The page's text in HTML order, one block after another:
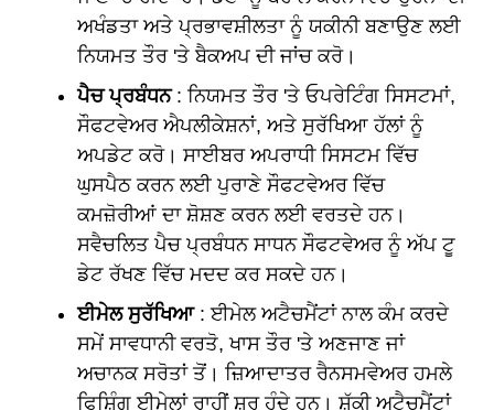
ਅਖੰਡਤਾ ਅਤੇ ਪ੍ਰਭਾਵਸ਼ੀਲਤਾ ਨੂੰ ਯਕੀਨੀ ਬਣਾਉਣ ਲਈ
ਨਿਯਮਤ ਤੌਰ 'ਤੇ ਬੈਕਅਪ ਦੀ ਜਾਂਚ ਕਰੋ।
ਪੈਚ ਪ੍ਰਬੰਧਨ: ਨਿਯਮਤ ਤੌਰ 'ਤੇ ਓਪਰੇਟਿੰਗ ਸਿਸਟਮਾਂ,
ਸੌਫਟਵੇਅਰ ਐਪਲੀਕੇਸ਼ਨਾਂ, ਅਤੇ ਸੁਰੱਖਿਆ ਹੱਲਾਂ ਨੂੰ
ਅਪਡੇਟ ਕਰੋ। ਸਾਈਬਰ ਅਪਰਾਧੀ ਸਿਸਟਮ ਵਿੱਚ
ਘੁਸਪੈਠ ਕਰਨ ਲਈ ਪੁਰਾਣੇ ਸੌਫਟਵੇਅਰ ਵਿੱਚ
ਕਮਜ਼ੋਰੀਆਂ ਦਾ ਸ਼ੋਸ਼ਣ ਕਰਨ ਲਈ ਵਰਤਦੇ ਹਨ।
ਸਵੈਚਲਿਤ ਪੈਚ ਪ੍ਰਬੰਧਨ ਸਾਧਨ ਸੌਫਟਵੇਅਰ ਨੂੰ ਅੱਪ ਟੂ
ਡੇਟ ਰੱਖਣ ਵਿੱਚ ਮਦਦ ਕਰ ਸਕਦੇ ਹਨ।
ਈਮੇਲ ਸੁਰੱਖਿਆ: ਈਮੇਲ ਅਟੈਚਮੈਂਟਾਂ ਨਾਲ ਕੰਮ ਕਰਦੇ
ਸਮੇਂ ਸਾਵਧਾਨੀ ਵਰਤੋ, ਖਾਸ ਤੌਰ 'ਤੇ ਅਣਜਾਣ ਜਾਂ
ਅਚਾਨਕ ਸਰੋਤਾਂ ਤੋਂ। ਜ਼ਿਆਦਾਤਰ ਰੈਨਸਮਵੇਅਰ ਹਮਲੇ
ਫਿਸ਼ਿੰਗ ਈਮੇਲਾਂ ਰਾਹੀਂ ਸ਼ੁਰੂ ਹੁੰਦੇ ਹਨ। ਸ਼ੱਕੀ ਅਟੈਚਮੈਂਟਾਂ